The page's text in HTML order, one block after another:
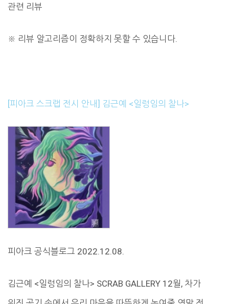
관련 리뷰
※ 리뷰 알고리즘이 정확하지 못할 수 있습니다.
[피아크 스크랩 전시 안내] 김근예 <일렁임의 찰나>
피아크 공식블로그 2022.12.08.
김근예 <일렁임의 찰나> SCRAB GALLERY 12월, 차가